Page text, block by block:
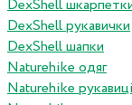
DexShell
DexShell рукавички
DexShell шапки
Naturehike одяг
Naturehike